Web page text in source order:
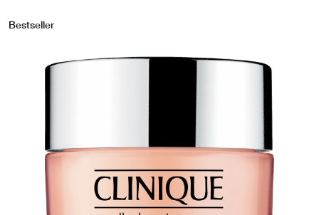
Bestseller